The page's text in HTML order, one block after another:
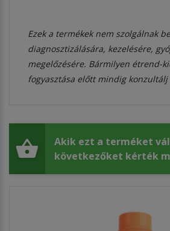
Ezek a termékek nem szolgálnak
diagnosztizálására, kezelésére,
megelőzésére. Bármilyen étrend-
fogyasztása előtt mindig konzultálj
Akik ezt a terméket
következőket kérték